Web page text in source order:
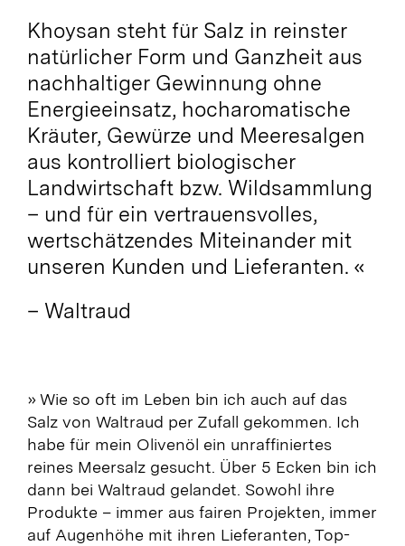
Khoysan steht für Salz in reinster
natürlicher Form und Ganzheit aus
nachhaltiger Gewinnung ohne
Energieeinsatz, hocharomatische
Kräuter, Gewürze und Meeresalgen
aus kontrolliert biologischer
Landwirtschaft bzw. Wildsammlung
– und für ein vertrauensvolles,
wertschätzendes Miteinander mit
unseren Kunden und Lieferanten. «
– Waltraud
» Wie so oft im Leben bin ich auch auf das
Salz von Waltraud per Zufall gekommen. Ich
habe für mein Olivenöl ein unraffiniertes
reines Meersalz gesucht. Über 5 Ecken bin ich
dann bei Waltraud gelandet. Sowohl ihre
Produkte – immer aus fairen Projekten, immer
auf Augenhöhe mit ihren Lieferanten, Top-